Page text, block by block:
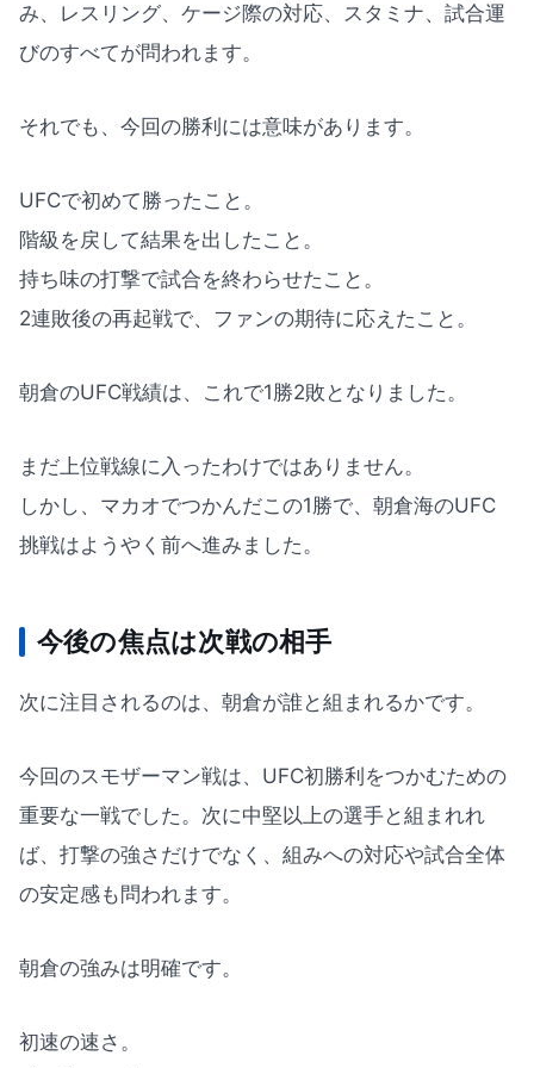
み、レスリング、ケージ際の対応、スタミナ、試合運
びのすべてが問われます。
それでも、今回の勝利には意味があります。
UFCで初めて勝ったこと。
階級を戻して結果を出したこと。
持ち味の打撃で試合を終わらせたこと。
2連敗後の再起戦で、ファンの期待に応えたこと。
朝倉のUFC戦績は、これで1勝2敗となりました。
まだ上位戦線に入ったわけではありません。
しかし、マカオでつかんだこの1勝で、朝倉海のUFC
挑戦はようやく前へ進みました。
今後の焦点は次戦の相手
次に注目されるのは、朝倉が誰と組まれるかです。
今回のスモザーマン戦は、UFC初勝利をつかむための
重要な一戦でした。次に中堅以上の選手と組まれれ
ば、打撃の強さだけでなく、組みへの対応や試合全体
の安定感も問われます。
朝倉の強みは明確です。
初速の速さ。